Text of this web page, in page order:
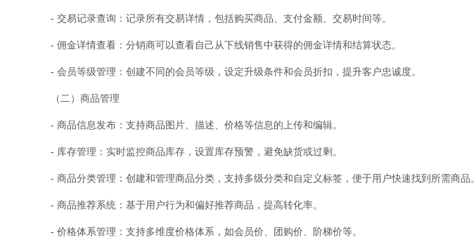
- 交易记录查询：记录所有交易详情，包括购买商品、支付金额、交易时间等。
- 佣金详情查看：分销商可以查看自己从下线销售中获得的佣金详情和结算状态。
- 会员等级管理：创建不同的会员等级，设定升级条件和会员折扣，提升客户忠诚度。
（二）商品管理
- 商品信息发布：支持商品图片、描述、价格等信息的上传和编辑。
- 库存管理：实时监控商品库存，设置库存预警，避免缺货或过剩。
- 商品分类管理：创建和管理商品分类，支持多级分类和自定义标签，便于用户快速找到所需商品。
- 商品推荐系统：基于用户行为和偏好推荐商品，提高转化率。
- 价格体系管理：支持多维度价格体系，如会员价、团购价、阶梯价等。